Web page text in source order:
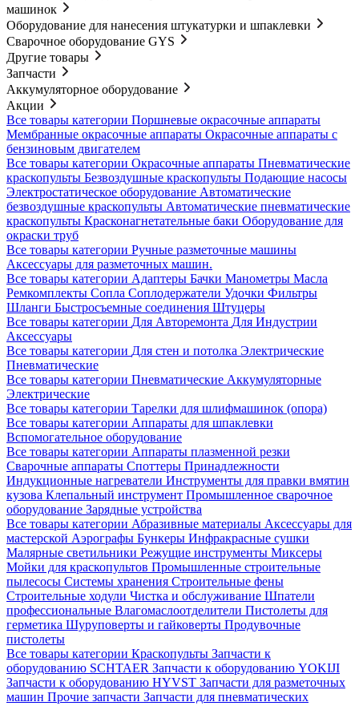
машинок
Оборудование для нанесения штукатурки и шпаклевки
Сварочное оборудование GYS
Другие товары
Запчасти
Аккумуляторное оборудование
Акции
Все товары категории Поршневые окрасочные аппараты
Мембранные окрасочные аппараты Окрасочные аппараты с
бензиновым двигателем
Все товары категории Окрасочные аппараты Пневматические
краскопульты Безвоздушные краскопульты Подающие насосы
Электростатическое оборудование Автоматические
безвоздушные краскопульты Автоматические пневматические
краскопульты Красконагнетательные баки Оборудование для
окраски труб
Все товары категории Ручные разметочные машины
Аксессуары для разметочных машин.
Все товары категории Адаптеры Бачки Манометры Масла
Ремкомплекты Сопла Соплодержатели Удочки Фильтры
Шланги Быстросъемные соединения Штуцеры
Все товары категории Для Авторемонта Для Индустрии
Аксессуары
Все товары категории Для стен и потолка Электрические
Пневматические
Все товары категории Пневматические Аккумуляторные
Электрические
Все товары категории Тарелки для шлифмашинок (опора)
Все товары категории Аппараты для шпаклевки
Вспомогательное оборудование
Все товары категории Аппараты плазменной резки
Сварочные аппараты Споттеры Принадлежности
Индукционные нагреватели Инструменты для правки вмятин
кузова Клепальный инструмент Промышленное сварочное
оборудование Зарядные устройства
Все товары категории Абразивные материалы Аксессуары для
мастерской Аэрографы Бункеры Инфракрасные сушки
Малярные светильники Режущие инструменты Миксеры
Мойки для краскопультов Промышленные строительные
пылесосы Системы хранения Строительные фены
Строительные ходули Чистка и обслуживание Шпатели
профессиональные Влагомаслоотделители Пистолеты для
герметика Шуруповерты и гайковерты Продувочные
пистолеты
Все товары категории Краскопульты Запчасти к
оборудованию SCHTAER Запчасти к оборудованию YOKIJI
Запчасти к оборудованию HYVST Запчасти для разметочных
машин Прочие запчасти Запчасти для пневматических